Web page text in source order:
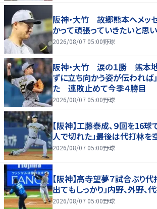
阪神・大竹 故郷熊本へメッ
かって頑張っていきたいと思い
2026/08/07 05:00野球
阪神・大竹 涙の１勝 熊本
ずに立ち向かう姿が伝われば
た 連敗止めて今季４勝目
2026/08/07 05:00野球
【阪神】工藤泰成、９回を16球
人で切れた」最後は代打林を
2026/08/07 05:00野球
【阪神】高寺望夢７試合ぶり
出てもしっかり」内野、外野、
2026/08/07 05:00野球